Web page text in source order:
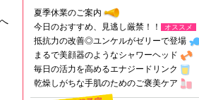
夏季休業のご案内
今日のおすすめ、見逃し厳禁！！
オススメ
抵抗力の改善◎ユンケルがゼリーで登場
まるで美顔器のようなシャワーヘッド
毎日の活力を高めるエナジードリンク
乾燥しがちな手肌のためのご褒美ケア